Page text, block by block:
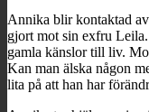
Annika blir kontaktad
gjort mot sin exfru
gamla känslor till liv.
Kan man älska någon
lita på att han har